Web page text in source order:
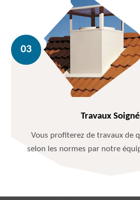
Travaux
Vous profiterez de travaux de
selon les normes par notre